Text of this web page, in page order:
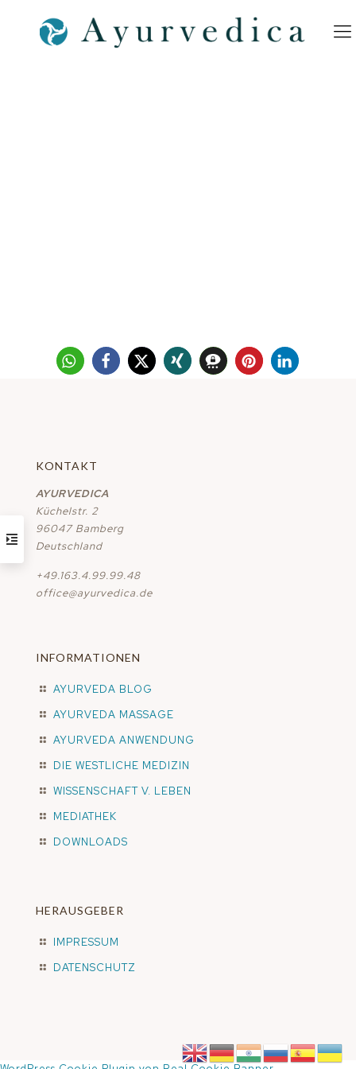
KONTAKT
AYURVEDICA
Küchelstr. 2
96047 Bamberg
Deutschland
+49.163.4.99.99.48
office@ayurvedica.de
INFORMATIONEN
AYURVEDA BLOG
AYURVEDA MASSAGE
AYURVEDA ANWENDUNG
DIE WESTLICHE MEDIZIN
WISSENSCHAFT V. LEBEN
MEDIATHEK
DOWNLOADS
HERAUSGEBER
IMPRESSUM
DATENSCHUTZ